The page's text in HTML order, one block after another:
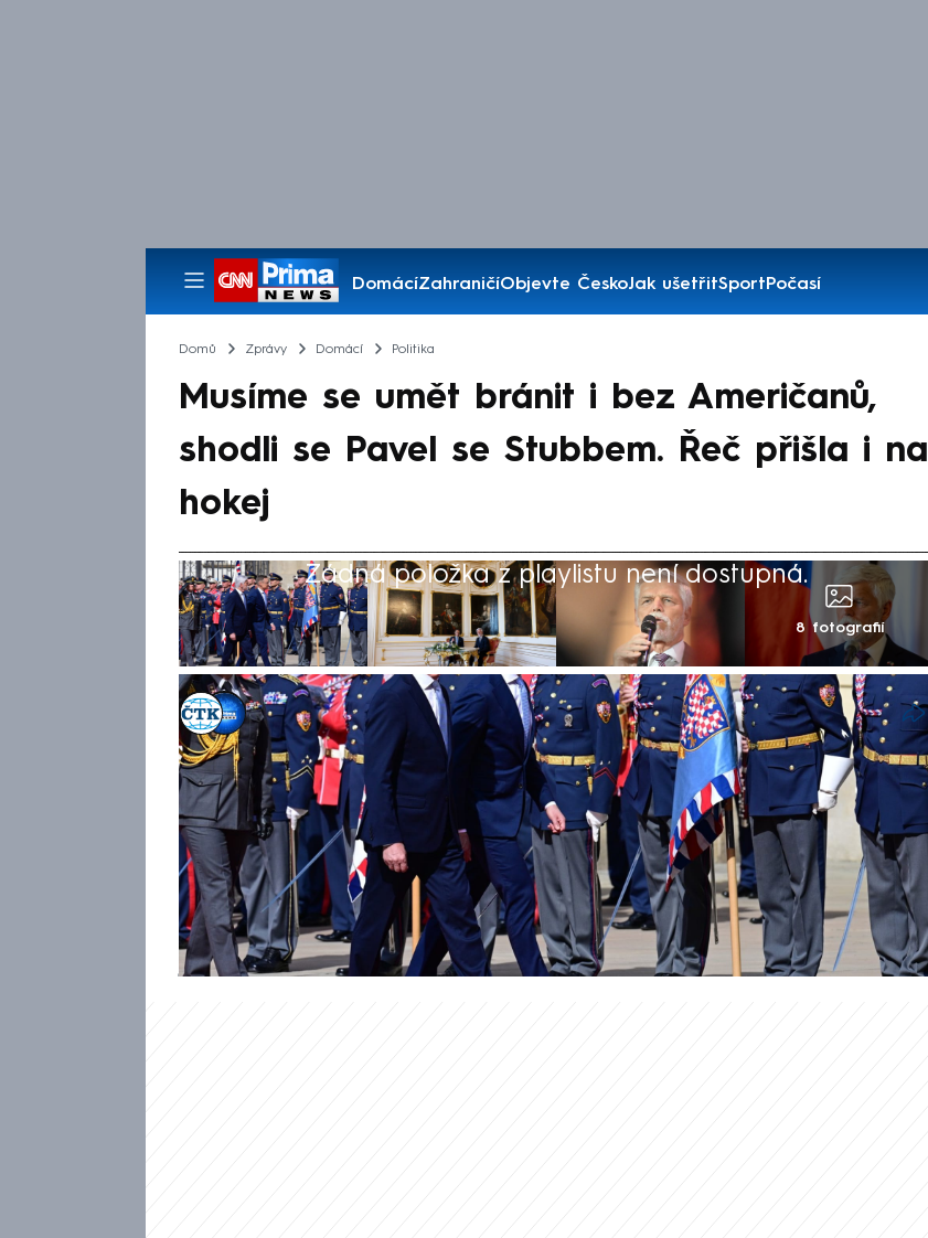
DomácíZahraničíObjevte ČeskoJak ušetřitSportPočasí
Pořady
Domů Zprávy Domácí Politika
Musíme se umět bránit i bez Američanů,
shodli se Pavel se Stubbem. Řeč přišla i na
hokej
Žádná položka z playlistu není dostupná.
8 fotografií
ČTK,Michael Cardal
Akt. 4. kvě 2026, 12:32• 4. kvě 2026, 10:11
Evropská bezpečnost musí být založena na vlastních kapacitách a na
vlastních schopnostech, řekl na tiskovém brífinku po setkání se svým
finským protějškem Alexanderem Stubbem český prezident Petr Pavel.
Oba státníci se podle něj shodli na tom, že Evropa musí mít vůli bránit
se proti případnému nebezpečí samostatně, a to i bez případné
pomoci Spojených států amerických. Stubb na tiskové konferenci mimo
jiné mluvil o hokeji.